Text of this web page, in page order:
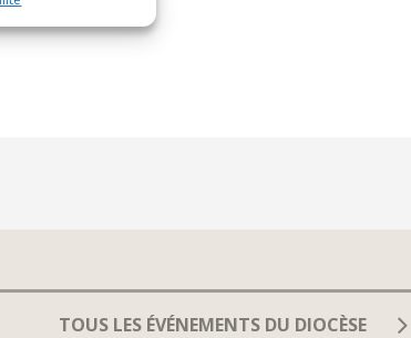
TOUS LES ÉVÉNEMENTS DU DIOCÈSE